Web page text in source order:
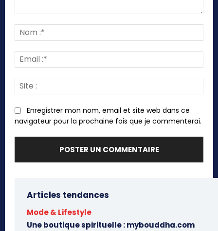
:*
:*
:
Enregistrer mon nom, email et site web dans ce
navigateur pour la prochaine fois que je commenterai.
Articles tendances
Mode & Lifestyle
Une boutique spirituelle : mybouddha.com